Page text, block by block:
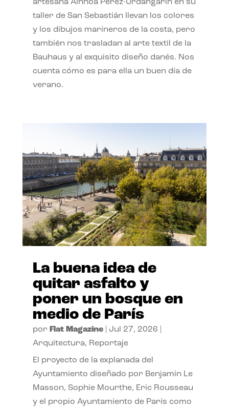
artesana Ainhoa Pérez-Urdangarín en su
taller de San Sebastián llevan los colores
y los dibujos marineros de la costa, pero
también nos trasladan al arte textil de la
Bauhaus y al exquisito diseño danés. Nos
cuenta cómo es para ella un buen día de
verano.
La buena idea de
quitar asfalto y
poner un bosque en
medio de París
por Flat Magazine| Jul 27, 2026
Arquitectura, Reportaje
El proyecto de la explanada del
Ayuntamiento diseñado por Benjamin Le
Masson, Sophie Mourthe, Eric Rousseau
y el propio Ayuntamiento de París como